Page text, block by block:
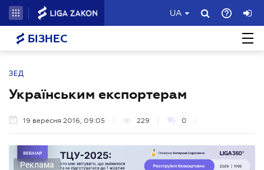
UA
БІЗНЕС
ЗЕД
Українським експортерам
19 вересня 2016, 09:05 229 0
Реклама